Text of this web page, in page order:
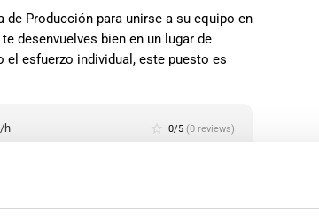
Producción para unirse a su equipo en
desenvuelves bien en un lugar de
esfuerzo individual, este puesto es
h star_border 0/5 (0 reviews)
2